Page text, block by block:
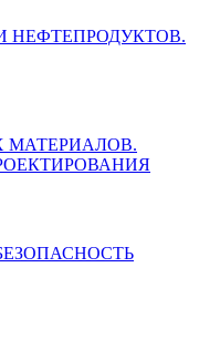
НЕФТЕПРОДУКТОВ.
МАТЕРИАЛОВ.